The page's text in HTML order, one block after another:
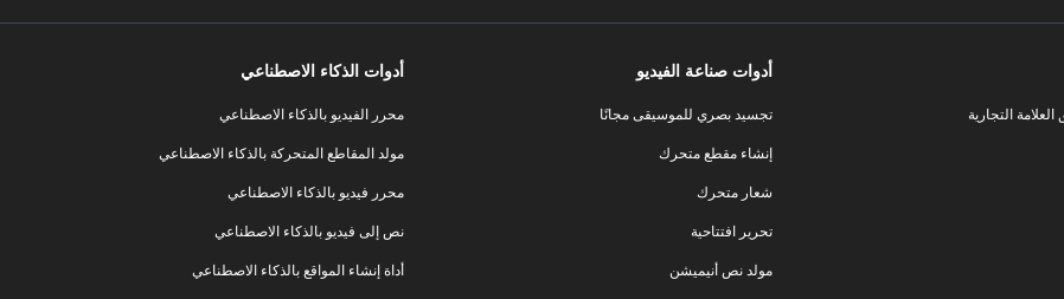
التجارية
أدوات صناعة الفيديو
تجسيد بصري للموسيقى مجانًا
إنشاء مقطع متحرك
شعار متحرك
تحرير افتتاحية
مولد نص أنيميشن
أدوات الذكاء الاصطناعي
محرر الفيديو بالذكاء الاصطناعي
مولد المقاطع المتحركة بالذكاء الاصطناعي
محرر فيديو بالذكاء الاصطناعي
نص إلى فيديو بالذكاء الاصطناعي
أداة إنشاء المواقع بالذكاء الاصطناعي